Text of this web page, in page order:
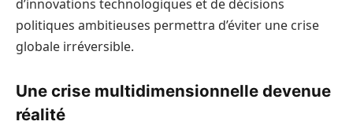
d’innovations technologiques et de décisions
politiques ambitieuses permettra d’éviter une crise
globale irréversible.
Une crise multidimensionnelle devenue
réalité